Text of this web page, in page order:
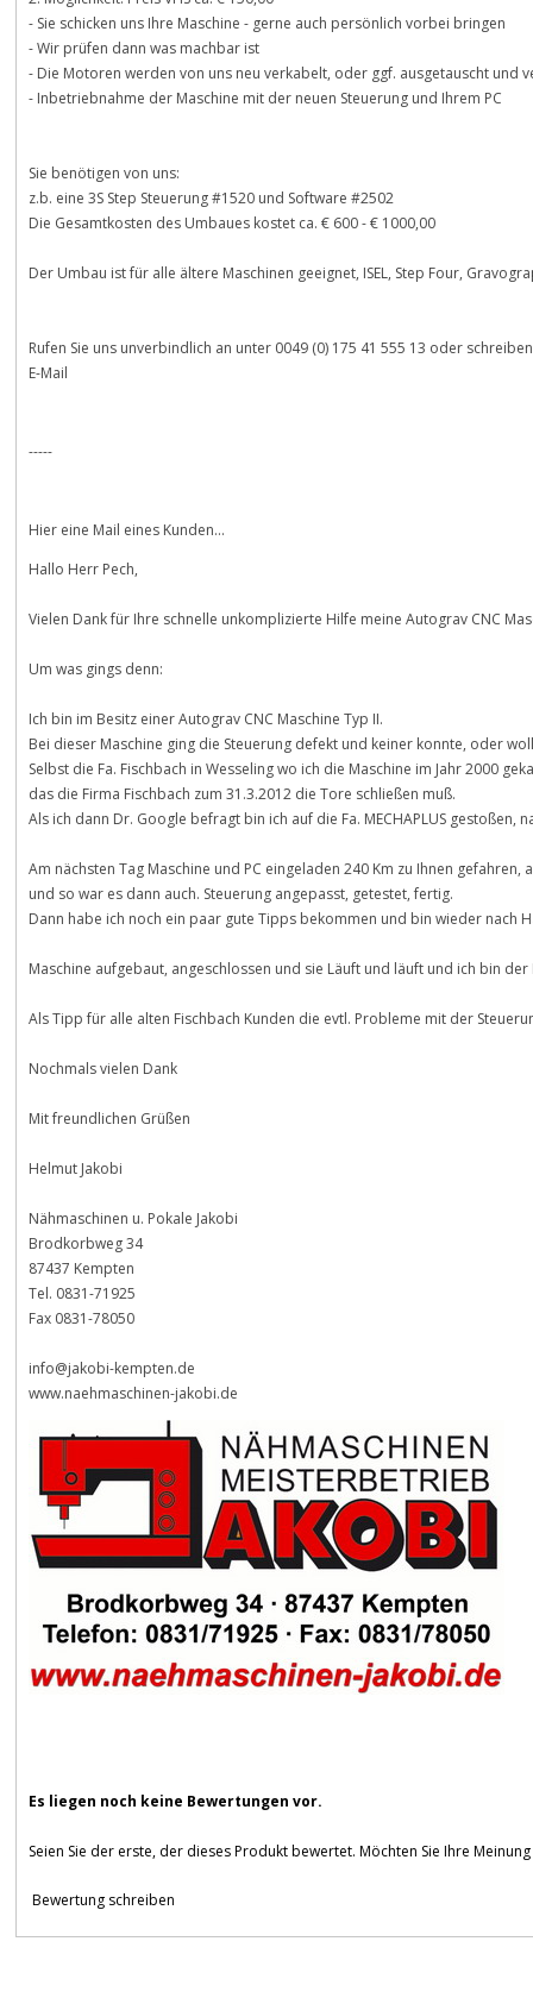
- Sie schicken uns Ihre Maschine - gerne auch persönlich vorbei bringen
- Wir prüfen dann was machbar ist
- Die Motoren werden von uns neu verkabelt, oder ggf. ausgetauscht und
- Inbetriebnahme der Maschine mit der neuen Steuerung und Ihrem PC
Sie benötigen von uns:
z.b. eine 3S Step Steuerung #1520 und Software #2502
Die Gesamtkosten des Umbaues kostet ca. € 600 - € 1000,00
Der Umbau ist für alle ältere Maschinen geeignet, ISEL, Step Four,
Rufen Sie uns unverbindlich an unter 0049 (0) 175 41 555 13 oder
E-Mail
-----
Hier eine Mail eines Kunden...
Hallo Herr Pech,
Vielen Dank für Ihre schnelle unkomplizierte Hilfe meine Autograv CNC
Um was gings denn:
Ich bin im Besitz einer Autograv CNC Maschine Typ II.
Bei dieser Maschine ging die Steuerung defekt und keiner konnte, oder
Selbst die Fa. Fischbach in Wesseling wo ich die Maschine im Jahr 2000
das die Firma Fischbach zum 31.3.2012 die Tore schließen muß.
Als ich dann Dr. Google befragt bin ich auf die Fa. MECHAPLUS
Am nächsten Tag Maschine und PC eingeladen 240 Km zu Ihnen
und so war es dann auch. Steuerung angepasst, getestet, fertig.
Dann habe ich noch ein paar gute Tipps bekommen und bin wieder nach
Maschine aufgebaut, angeschlossen und sie Läuft und läuft und ich bin
Als Tipp für alle alten Fischbach Kunden die evtl. Probleme mit der
Nochmals vielen Dank
Mit freundlichen Grüßen
Helmut Jakobi
Nähmaschinen u. Pokale Jakobi
Brodkorbweg 34
87437 Kempten
Tel. 0831-71925
Fax 0831-78050
info@jakobi-kempten.de
www.naehmaschinen-jakobi.de
Es liegen noch keine Bewertungen vor.
Seien Sie der erste, der dieses Produkt bewertet. Möchten Sie Ihre
Bewertung schreiben